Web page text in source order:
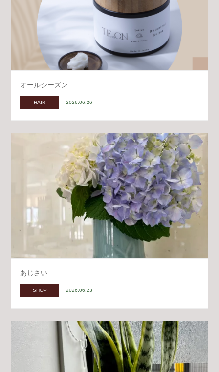
オールシーズン
HAIR 2026.06.26
あじさい
SHOP 2026.06.23